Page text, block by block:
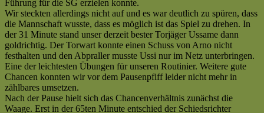
Führung für die SG erzielen konnte.
Wir steckten allerdings nicht auf und es war deutlich zu spüren, dass
die Mannschaft wusste, dass es möglich ist das Spiel zu drehen. In
der 31 Minute stand unser derzeit bester Torjäger Ussame dann
goldrichtig. Der Torwart konnte einen Schuss von Arno nicht
festhalten und den Abpraller musste Ussi nur im Netz unterbringen.
Eine der leichtesten Übungen für unseren Routinier. Weitere gute
Chancen konnten wir vor dem Pausenpfiff leider nicht mehr in
zählbares umsetzen.
Nach der Pause hielt sich das Chancenverhältnis zunächst die
Waage. Erst in der 65ten Minute entschied der Schiedsrichter